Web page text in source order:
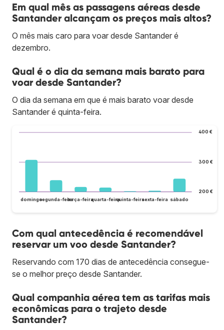
Em qual mês as passagens aéreas desde
Santander alcançam os preços mais altos?
O mês mais caro para voar desde Santander é
dezembro.
Qual é o dia da semana mais barato para
voar desde Santander?
O dia da semana em que é mais barato voar desde
Santander é quinta-feira.
200 €
300 €
400 €
domingosegunda-feiraterça-feiraquarta-feiraquinta-feirasexta-feira sábado
Com qual antecedência é recomendável
reservar um voo desde Santander?
Reservando com 170 dias de antecedência consegue-
se o melhor preço desde Santander.
Qual companhia aérea tem as tarifas mais
econômicas para o trajeto desde
Santander?